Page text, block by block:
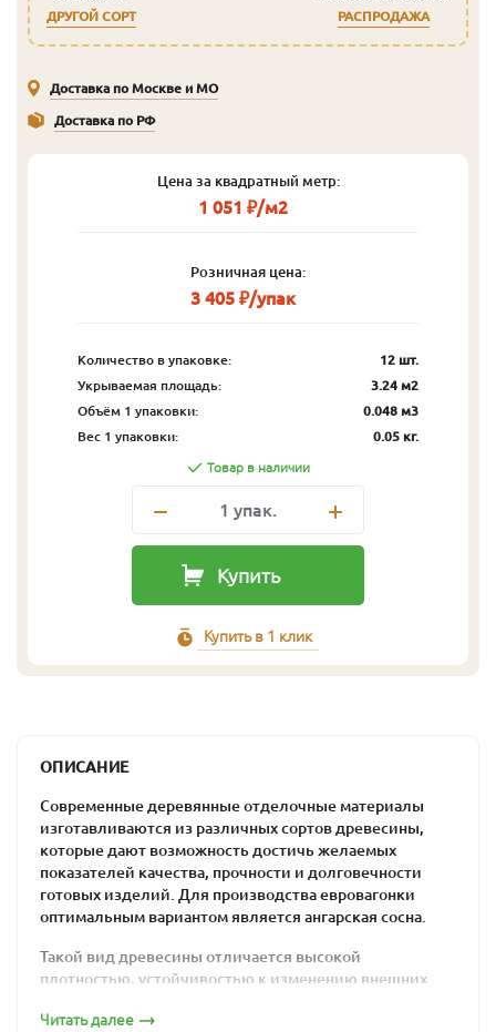
ДРУГОЙ СОРТ
РАСПРОДАЖА
Доставка по Москве и МО
Доставка по РФ
Цена за квадратный метр:
1 051 ₽/м2
Розничная цена:
3 405 ₽/упак
Количество в упаковке:
12 шт.
Укрываемая площадь:
3.24 м2
Объём 1 упаковки:
0.048 м3
Вес 1 упаковки:
0.05 кг.
Товар в наличии
1 упак.
Купить
Купить в 1 клик
ОПИСАНИЕ
Современные деревянные отделочные материалы
изготавливаются из различных сортов древесины,
которые дают возможность достичь желаемых
показателей качества, прочности и долговечности
готовых изделий. Для производства евровагонки
оптимальным вариантом является ангарская сосна.
Такой вид древесины отличается высокой
плотностью, устойчивостью к изменению внешних
являются следствием влияния сурового сибирского
Читать далее